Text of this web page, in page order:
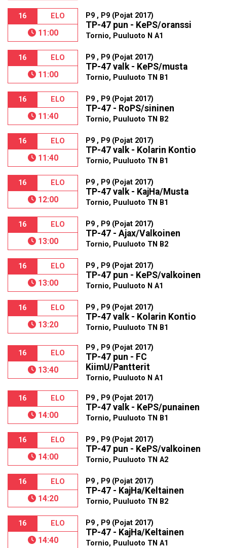
16 ELO
11:00
P9 , P9 (Pojat 2017)
TP-47 pun - KePS/oranssi
Tornio, Puuluoto N A1
16 ELO
11:00
P9 , P9 (Pojat 2017)
TP-47 valk - KePS/musta
Tornio, Puuluoto TN B1
16 ELO
11:40
P9 , P9 (Pojat 2017)
TP-47 - RoPS/sininen
Tornio, Puuluoto TN B2
16 ELO
11:40
P9 , P9 (Pojat 2017)
TP-47 valk - Kolarin Kontio
Tornio, Puuluoto TN B1
16 ELO
12:00
P9 , P9 (Pojat 2017)
TP-47 valk - KajHa/Musta
Tornio, Puuluoto TN B1
16 ELO
13:00
P9 , P9 (Pojat 2017)
TP-47 - Ajax/Valkoinen
Tornio, Puuluoto TN B2
16 ELO
13:00
P9 , P9 (Pojat 2017)
TP-47 pun - KePS/valkoinen
Tornio, Puuluoto N A1
16 ELO
13:20
P9 , P9 (Pojat 2017)
TP-47 valk - Kolarin Kontio
Tornio, Puuluoto TN B1
16 ELO
13:40
P9 , P9 (Pojat 2017)
TP-47 pun - FC
KiimU/Pantterit
Tornio, Puuluoto N A1
16 ELO
14:00
P9 , P9 (Pojat 2017)
TP-47 valk - KePS/punainen
Tornio, Puuluoto TN B1
16 ELO
14:00
P9 , P9 (Pojat 2017)
TP-47 pun - KePS/valkoinen
Tornio, Puuluoto TN A2
16 ELO
14:20
P9 , P9 (Pojat 2017)
TP-47 - KajHa/Keltainen
Tornio, Puuluoto TN B2
16 ELO
14:40
P9 , P9 (Pojat 2017)
TP-47 - KajHa/Keltainen
Tornio, Puuluoto TN A1